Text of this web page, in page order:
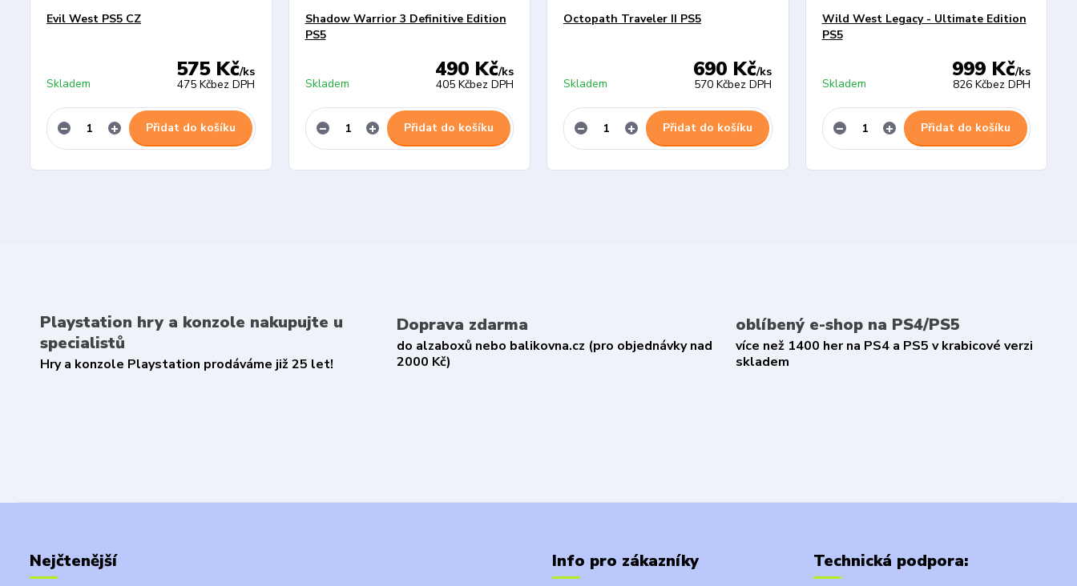
Evil West PS5 CZ
575 Kč/ks
475 Kčbez DPH
Skladem
Přidat do košíku
Shadow Warrior 3 Definitive Edition
PS5
490 Kč/ks
405 Kčbez DPH
Skladem
Přidat do košíku
Octopath Traveler II PS5
690 Kč/ks
570 Kčbez DPH
Skladem
Přidat do košíku
Wild West Legacy - Ultimate Edition
PS5
999 Kč/ks
826 Kčbez DPH
Skladem
Přidat do košíku
Playstation hry a konzole nakupujte u
specialistů
Hry a konzole Playstation prodáváme již 25 let!
Doprava zdarma
do alzaboxů nebo balikovna.cz (pro objednávky nad
2000 Kč)
oblíbený e-shop na PS4/PS5
více než 1400 her na PS4 a PS5 v krabicové verzi
skladem
Nejčtenější Info pro zákazníky Technická podpora: